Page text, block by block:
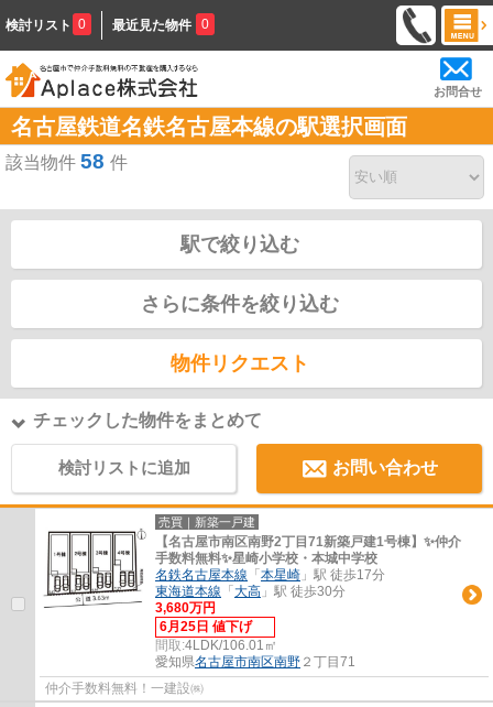
検討リスト 0 最近見た物件 0
お問合せ
名古屋鉄道名鉄名古屋本線の駅選択画面
該当物件 58 件
駅で絞り込む
さらに条件を絞り込む
物件リクエスト
チェックした物件をまとめて
検討リストに追加 お問い合わせ
売買｜新築一戸建
【名古屋市南区南野2丁目71新築戸建1号棟】✨️仲介
手数料無料✨️星崎小学校・本城中学校
名鉄名古屋本線 「 本星崎 」駅 徒歩17分
東海道本線 「 大高 」駅 徒歩30分
3,680万円
6月25日 値下げ
間取:4LDK/106.01㎡
愛知県名古屋市南区南野 ２丁目71
仲介手数料無料！一建設㈱